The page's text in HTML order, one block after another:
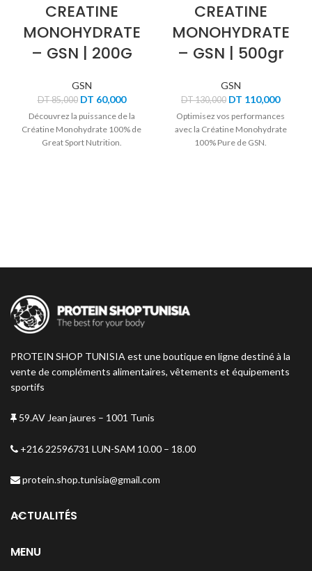
CREATINE
MONOHYDRATE
– GSN | 200G
GSN
DT85,000 Le
prix
initial
était :
DT 85,000.
DT 60,000Le
prix
actuel
Découvrez la puissance de la
Créatine Monohydrate 100% de
Great Sport Nutrition.
CREATINE
MONOHYDRATE
– GSN | 500gr
GSN
DT130,000 Le
initial
était :
DT 130,000.
DT 110,000Le
actuel
Optimisez vos performances
avec la Créatine Monohydrate
100% Pure de GSN.
PROTEIN SHOP TUNISIA est une boutique en ligne destiné à la
vente de compléments alimentaires, vêtements et équipements
sportifs
59.AV Jean jaures – 1001 Tunis
+216 22596731 LUN-SAM 10.00 – 18.00
protein.shop.tunisia@gmail.com
ACTUALITÉS
MENU